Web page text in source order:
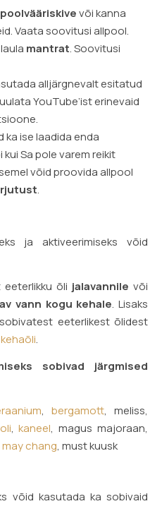
poolvääriskivevõi kanna
Vaata soovitusi allpool.
mantrat. Soovitusi
alljärgnevalt esitatud
YouTube’ist erinevaid
ka ise laadida enda
Sa pole varem reikit
võid proovida allpool
.
ja aktiveerimiseks võid
õli jalavannile või
vann kogu kehale. Lisaks
eeterlikest õlidest
kehaõli.
sobivad järgmised
,bergamott, meliss,
,kaneel, magus majoraan,
may chang, must kuusk
võid kasutada ka sobivaid